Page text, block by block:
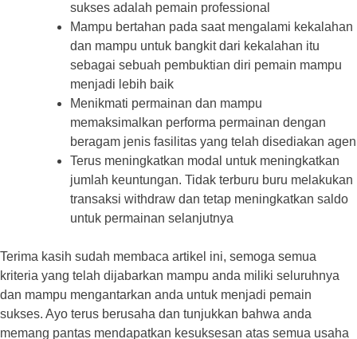
sukses adalah pemain professional
Mampu bertahan pada saat mengalami kekalahan
dan mampu untuk bangkit dari kekalahan itu
sebagai sebuah pembuktian diri pemain mampu
menjadi lebih baik
Menikmati permainan dan mampu
memaksimalkan performa permainan dengan
beragam jenis fasilitas yang telah disediakan agen
Terus meningkatkan modal untuk meningkatkan
jumlah keuntungan. Tidak terburu buru melakukan
transaksi withdraw dan tetap meningkatkan saldo
untuk permainan selanjutnya
Terima kasih sudah membaca artikel ini, semoga semua
kriteria yang telah dijabarkan mampu anda miliki seluruhnya
dan mampu mengantarkan anda untuk menjadi pemain
sukses. Ayo terus berusaha dan tunjukkan bahwa anda
memang pantas mendapatkan kesuksesan atas semua usaha